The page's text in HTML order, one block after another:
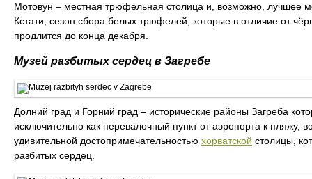
Мотовун – местная трюфельная столица и, возможно, лучшее
Кстати, сезон сбора белых трюфелей, которые в отличие от
продлится до конца декабря.
Музей разбитых сердец в Загребе
Долний град и Горний град – исторические районы Загреба
исключительно как перевалочный пункт от аэропорта к
удивительной достопримечательностью хорватской столицы,
разбитых сердец.